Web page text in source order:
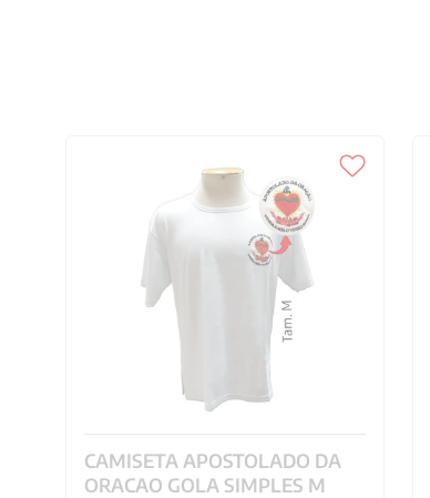
CAMISETA APOSTOLADO DA
ORACAO GOLA SIMPLES M